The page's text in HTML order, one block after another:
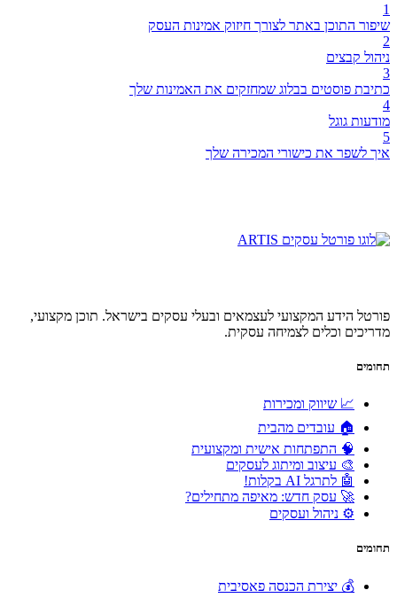
1
שיפור התוכן באתר לצורך חיזוק אמינות העסק
2
ניהול קבצים
3
כתיבת פוסטים בבלוג שמחזקים את האמינות שלך
4
מודעות גוגל
5
איך לשפר את כישורי המכירה שלך
פורטל הידע המקצועי לעצמאים ובעלי עסקים בישראל. תוכן מקצועי,
מדריכים וכלים לצמיחה עסקית.
תחומים
📈 שיווק ומכירות
🏠 עובדים מהבית
🧠 התפתחות אישית ומקצועית
🎨 עיצוב ומיתוג לעסקים
🤖 לתרגל AI בקלות!
🚀 עסק חדש: מאיפה מתחילים?
⚙️ ניהול ועסקים
תחומים
💰 יצירת הכנסה פאסיבית